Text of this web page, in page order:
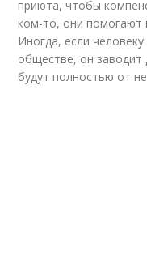
приюта, чтобы
ком-то, они помогают
Иногда, если
обществе, он
будут полностью от